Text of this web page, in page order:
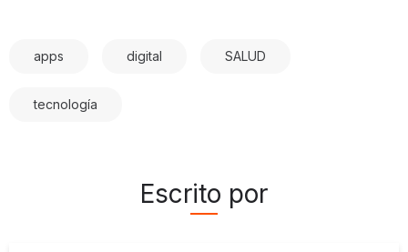
apps digital SALUD
tecnología
Escrito por